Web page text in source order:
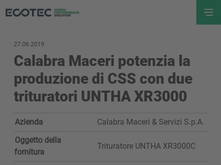
27.06.2019
Calabra Maceri potenzia la
produzione di CSS con due
trituratori UNTHA XR3000
Azienda
Calabra Maceri & Servizi S.p.A.
Oggetto della
fornitura
Trituratore UNTHA XR3000C